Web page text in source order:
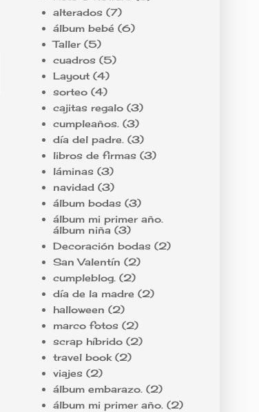
alterados (7)
álbum bebé (6)
Taller (5)
cuadros (5)
Layout (4)
sorteo (4)
cajitas regalo (3)
cumpleaños. (3)
día del padre. (3)
libros de firmas (3)
láminas (3)
navidad (3)
álbum bodas (3)
álbum mi primer año.
álbum niña (3)
Decoración bodas (2)
San Valentín (2)
cumpleblog. (2)
día de la madre (2)
halloween (2)
marco fotos (2)
scrap híbrido (2)
travel book (2)
viajes (2)
álbum embarazo. (2)
álbum mi primer año. (2)